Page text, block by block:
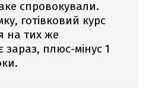
спровокували.
готівковий курс
на тих же
зараз, плюс-мінус 1